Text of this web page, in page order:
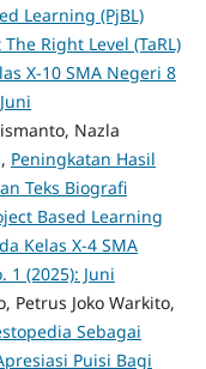
Learning (PjBL)
Right Level (TaRL)
X-10 SMA Negeri 8
Nazla
Peningkatan Hasil
Teks Biografi
Based Learning
Kelas X-4 SMA
1 (2025): Juni
Petrus Joko Warkito,
Sebagai
Puisi Bagi